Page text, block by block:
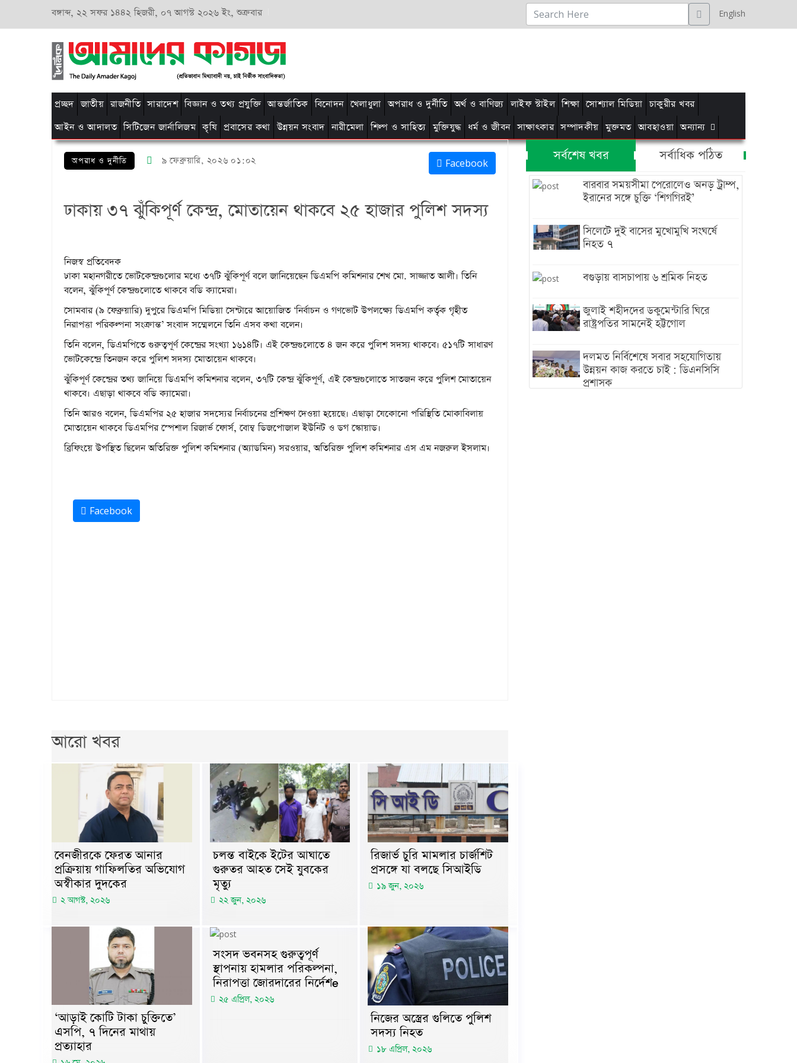
বঙ্গাব্দ, ২২ সফর ১৪৪২ হিজরী, ০৭ আগস্ট ২০২৬ ইং, শুক্রবার English
প্রচ্ছদ জাতীয় রাজনীতি সারাদেশ বিজ্ঞান ও তথ্য প্রযুক্তি আন্তর্জাতিক বিনোদন খেলাধুলা অপরাধ ও দুর্নীতি অর্থ ও বাণিজ্য লাইফ স্টাইল শিক্ষা সোশ্যাল মিডিয়া চাকুরীর খবর
আইন ও আদালত সিটিজেন জার্নালিজম কৃষি প্রবাসের কথা উন্নয়ন সংবাদ নারীমেলা শিল্প ও সাহিত্য মুক্তিযুদ্ধ ধর্ম ও জীবন সাক্ষাৎকার সম্পাদকীয় মুক্তমত আবহাওয়া অন্যান্য
অপরাধ ও দুর্নীতি ৯ ফেব্রুয়ারি, ২০২৬ ০১:০২ Facebook
ঢাকায় ৩৭ ঝুঁকিপূর্ণ কেন্দ্র, মোতায়েন থাকবে ২৫ হাজার পুলিশ সদস্য
নিজস্ব প্রতিবেদক
ঢাকা মহানগরীতে ভোটকেন্দ্রগুলোর মধ্যে ৩৭টি ঝুঁকিপূর্ণ বলে জানিয়েছেন ডিএমপি কমিশনার শেখ মো. সাজ্জাত আলী। তিনি
বলেন, ঝুঁকিপূর্ণ কেন্দ্রগুলোতে থাকবে বডি ক্যামেরা।
সোমবার (৯ ফেব্রুয়ারি) দুপুরে ডিএমপি মিডিয়া সেন্টারে আয়োজিত ‘নির্বাচন ও গণভোট উপলক্ষ্যে ডিএমপি কর্তৃক গৃহীত
নিরাপত্তা পরিকল্পনা সংক্রান্ত’ সংবাদ সম্মেলনে তিনি এসব কথা বলেন।
তিনি বলেন, ডিএমপিতে গুরুত্বপূর্ণ কেন্দ্রের সংখ্যা ১৬১৪টি। এই কেন্দ্রগুলোতে ৪ জন করে পুলিশ সদস্য থাকবে। ৫১৭টি সাধারণ
ভোটকেন্দ্রে তিনজন করে পুলিশ সদস্য মোতায়েন থাকবে।
ঝুঁকিপূর্ণ কেন্দ্রের তথ্য জানিয়ে ডিএমপি কমিশনার বলেন, ৩৭টি কেন্দ্র ঝুঁকিপূর্ণ, এই কেন্দ্রগুলোতে সাতজন করে পুলিশ মোতায়েন
থাকবে। এছাড়া থাকবে বডি ক্যামেরা।
তিনি আরও বলেন, ডিএমপির ২৫ হাজার সদস্যের নির্বাচনের প্রশিক্ষণ দেওয়া হয়েছে। এছাড়া যেকোনো পরিস্থিতি মোকাবিলায়
মোতায়েন থাকবে ডিএমপির স্পেশাল রিজার্ভ ফোর্স, বোম্ব ডিজপোজাল ইউনিট ও ডগ স্কোয়াড।
ব্রিফিংয়ে উপস্থিত ছিলেন অতিরিক্ত পুলিশ কমিশনার (অ্যাডমিন) সরওয়ার, অতিরিক্ত পুলিশ কমিশনার এস এম নজরুল ইসলাম।
Facebook
আরো খবর
বেনজীরকে ফেরত আনার
প্রক্রিয়ায় গাফিলতির অভিযোগ
অস্বীকার দুদকের
২ আগস্ট, ২০২৬
চলন্ত বাইকে ইটের আঘাতে
গুরুতর আহত সেই যুবকের
মৃত্যু
২২ জুন, ২০২৬
রিজার্ভ চুরি মামলার চার্জশিট
প্রসঙ্গে যা বলছে সিআইডি
১৯ জুন, ২০২৬
‘আড়াই কোটি টাকা চুক্তিতে’
এসপি, ৭ দিনের মাথায়
প্রত্যাহার
সংসদ ভবনসহ গুরুত্বপূর্ণ
স্থাপনায় হামলার পরিকল্পনা,
নিরাপত্তা জোরদারের নির্দেশe
২৫ এপ্রিল, ২০২৬
নিজের অস্ত্রের গুলিতে পুলিশ
সদস্য নিহত
১৮ এপ্রিল, ২০২৬
সর্বশেষ খবর সর্বাধিক পঠিত
বারবার সময়সীমা পেরোলেও অনড় ট্রাম্প,
ইরানের সঙ্গে চুক্তি ‘শিগগিরই’
সিলেটে দুই বাসের মুখোমুখি সংঘর্ষে
নিহত ৭
বগুড়ায় বাসচাপায় ৬ শ্রমিক নিহত
জুলাই শহীদদের ডকুমেন্টারি ঘিরে
রাষ্ট্রপতির সামনেই হট্টগোল
দলমত নির্বিশেষে সবার সহযোগিতায়
উন্নয়ন কাজ করতে চাই : ডিএনসিসি
প্রশাসক